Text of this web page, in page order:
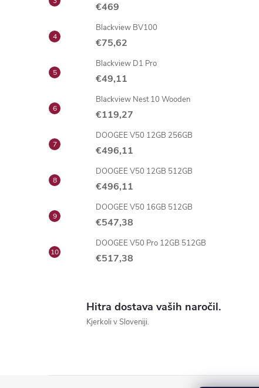
€469
Blackview BV100
€75,62
Blackview D1 Pro
€49,11
Blackview Nest 10 Wooden
€119,27
DOOGEE V50 12GB 256GB
€496,11
DOOGEE V50 12GB 512GB
€496,11
DOOGEE V50 16GB 512GB
€547,38
DOOGEE V50 Pro 12GB 512GB
€517,38
Hitra dostava vaših naročil.
Kjerkoli v Sloveniji.